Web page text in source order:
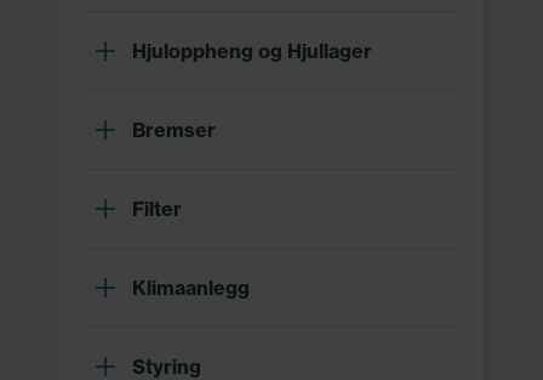
Hjuloppheng og Hjullager
Bremser
Filter
Klimaanlegg
Styring